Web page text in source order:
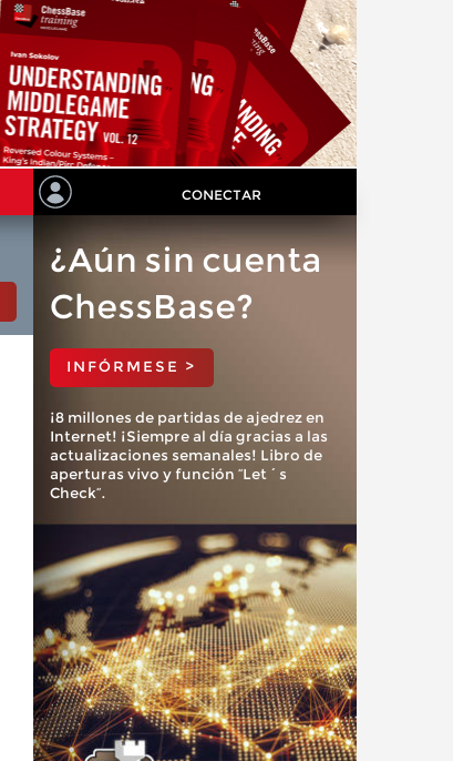
CONECTAR
¿Aún sin cuenta
ChessBase?
INFÓRMESE >
¡8 millones de partidas de ajedrez en
Internet! ¡Siempre al día gracias a las
actualizaciones semanales! Libro de
aperturas vivo y función “Let´s
Check”.